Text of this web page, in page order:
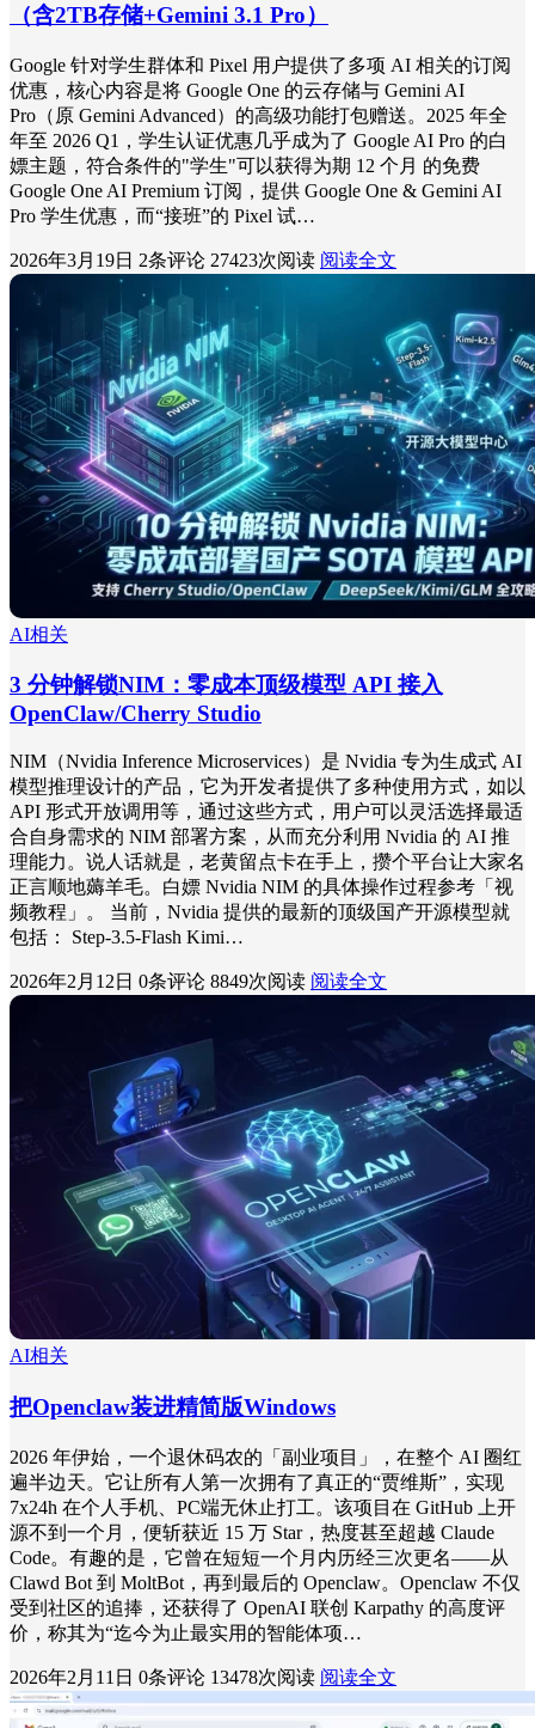
（含2TB存储+Gemini 3.1 Pro）
Google 针对学生群体和 Pixel 用户提供了多项 AI 相关的订阅
优惠，核心内容是将 Google One 的云存储与 Gemini AI
Pro（原 Gemini Advanced）的高级功能打包赠送。2025 年全
年至 2026 Q1，学生认证优惠几乎成为了 Google AI Pro 的白
嫖主题，符合条件的"学生"可以获得为期 12 个月 的免费
Google One AI Premium 订阅，提供 Google One & Gemini AI
Pro 学生优惠，而“接班”的 Pixel 试…
2026年3月19日 2条评论 27423次阅读 阅读全文
AI相关
3 分钟解锁NIM：零成本顶级模型 API 接入
OpenClaw/Cherry Studio
NIM（Nvidia Inference Microservices）是 Nvidia 专为生成式 AI
模型推理设计的产品，它为开发者提供了多种使用方式，如以
API 形式开放调用等，通过这些方式，用户可以灵活选择最适
合自身需求的 NIM 部署方案，从而充分利用 Nvidia 的 AI 推
理能力。说人话就是，老黄留点卡在手上，攒个平台让大家名
正言顺地薅羊毛。白嫖 Nvidia NIM 的具体操作过程参考「视
频教程」。 当前，Nvidia 提供的最新的顶级国产开源模型就
包括： Step-3.5-Flash Kimi…
2026年2月12日 0条评论 8849次阅读 阅读全文
AI相关
把Openclaw装进精简版Windows
2026 年伊始，一个退休码农的「副业项目」，在整个 AI 圈红
遍半边天。它让所有人第一次拥有了真正的“贾维斯”，实现
7x24h 在个人手机、PC端无休止打工。该项目在 GitHub 上开
源不到一个月，便斩获近 15 万 Star，热度甚至超越 Claude
Code。有趣的是，它曾在短短一个月内历经三次更名——从
Clawd Bot 到 MoltBot，再到最后的 Openclaw。Openclaw 不仅
受到社区的追捧，还获得了 OpenAI 联创 Karpathy 的高度评
价，称其为“迄今为止最实用的智能体项…
2026年2月11日 0条评论 13478次阅读 阅读全文